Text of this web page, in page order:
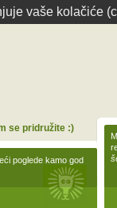
vaše kolačiće
poglede kamo god
se pridružite :)